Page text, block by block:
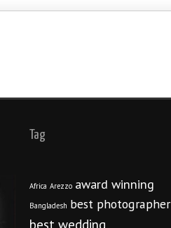
Tag
Africa Arezzo award winning
Bangladesh best photographer
best wedding